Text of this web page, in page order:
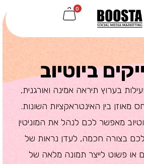
0
ביוטיוב
בערוץ תיראה אמינה ואורגנית,
מאוזן בין האינטראקציות השונות.
מאפשר לכם לנהל את המוניטין
בצורה חכמה, לעדן נראות של
או פשוט לייצר תמונה מלאה של